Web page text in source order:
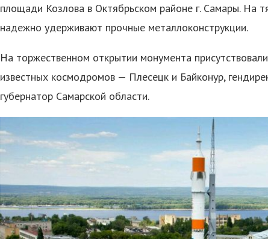
площади Козлова в Октябрьском районе г. Самары. На
надежно удерживают прочные металлоконструкции.
На торжественном открытии монумента
известных космодромов — Плесецк и Байконур,
губернатор Самарской области.